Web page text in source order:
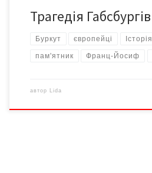
Трагедія Габсбургів
Буркут європейці Історія
пам'ятник Франц-Йосиф
автор Lida